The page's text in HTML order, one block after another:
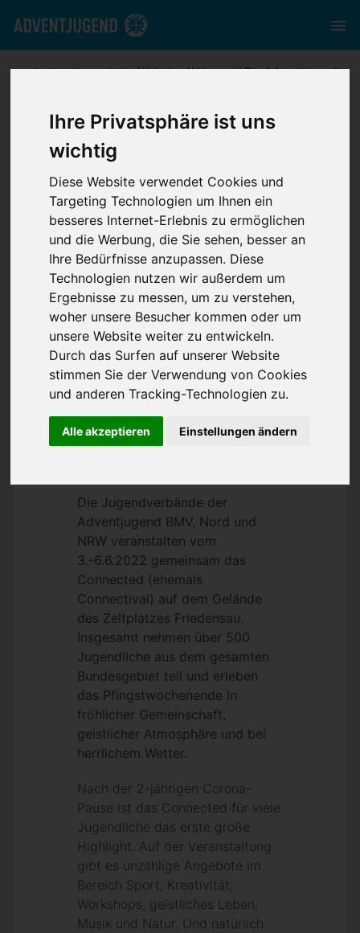
Ihre Privatsphäre ist uns
wichtig
Diese Website verwendet Cookies und
Targeting Technologien um Ihnen ein
besseres Internet-Erlebnis zu ermöglichen
und die Werbung, die Sie sehen, besser an
Ihre Bedürfnisse anzupassen. Diese
Technologien nutzen wir außerdem um
Ergebnisse zu messen, um zu verstehen,
woher unsere Besucher kommen oder um
unsere Website weiter zu entwickeln.
Durch das Surfen auf unserer Website
stimmen Sie der Verwendung von Cookies
und anderen Tracking-Technologien zu.
Alle akzeptieren Einstellungen ändern
nord.adventjugend.de //Media //News //Die Adventjugend
Die Adventjugend
feiert ihr erstes
Festival
Die Jugendverbände der
Adventjugend BMV, Nord und
NRW veranstalten vom
3.-6.6.202 2 gemeinsam das
Connected (ehemals
Connectival) auf dem Gelände
des Zeltplatzes Friedensau.
Insgesamt nehmen über 500
Jugendliche aus dem gesamten
Bundesgebiet teil und erleben
das Pfingstwochenende in
fröhlicher Gemeinschaft,
geistlicher Atmosphäre und bei
herrlichem Wetter.
Nach der 2-jährigen Corona-
Pause ist das Connected für viele
Jugendliche das erste große
Highlight. Auf der Veranstaltung
gibt es unzählige Angebote im
Bereich Sport, Kreativität,
Workshops, geistliches Leben,
Musik und Natur. Und natürlich